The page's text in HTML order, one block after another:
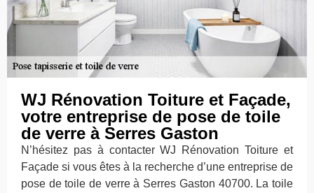
WJ Rénovation Toiture et Façade,
votre entreprise de pose de toile
de verre à Serres Gaston
N’hésitez pas à contacter WJ Rénovation Toiture et
Façade si vous êtes à la recherche d’une entreprise de
pose de toile de verre à Serres Gaston 40700. La toile